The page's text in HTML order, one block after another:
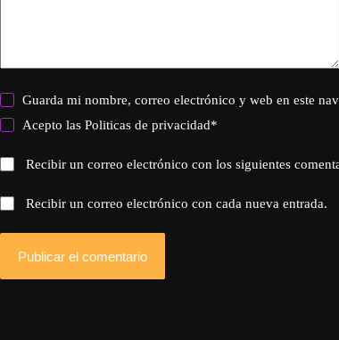
Guarda mi nombre, correo electrónico y web en este
Acepto lasPoliticas de privacidad*
Recibir un correo electrónico con los siguientes
Recibir un correo electrónico con cada nueva entrada.
Publicar el comentario